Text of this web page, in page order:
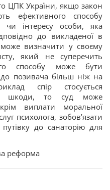
ЦПК України, якщо закон
ефективного способу
чи інтересу особи, яка
до викладеної в
визначити у своєму
який не суперечить
способу може бути
позивача більш ніж на
спір стосується
шкоди, то суд може
виплати моральної
психолога, зобов’язати
до санаторію для